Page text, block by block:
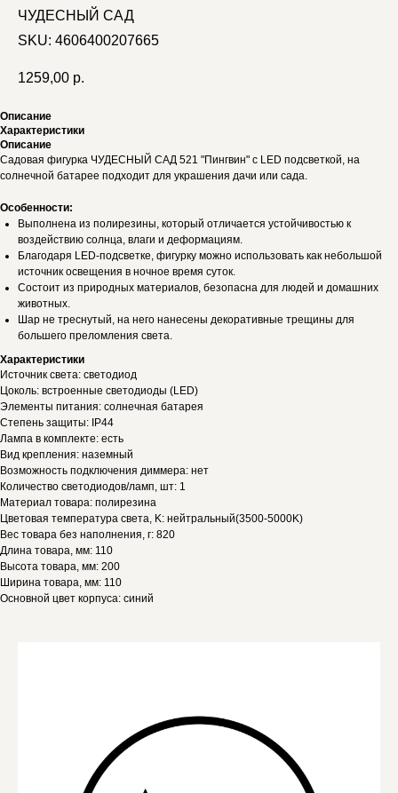
ЧУДЕСНЫЙ САД
SKU: 4606400207665
1259,00 р.
Описание
Характеристики
Описание
Садовая фигурка ЧУДЕСНЫЙ САД 521 "Пингвин" с LED подсветкой, на
солнечной батарее подходит для украшения дачи или сада.
Особенности:
Выполнена из полирезины, который отличается устойчивостью к
воздействию солнца, влаги и деформациям.
Благодаря LED-подсветке, фигурку можно использовать как небольшой
источник освещения в ночное время суток.
Состоит из природных материалов, безопасна для людей и домашних
животных.
Шар не треснутый, на него нанесены декоративные трещины для
большего преломления света.
Характеристики
Источник света: светодиод
Цоколь: встроенные светодиоды (LED)
Элементы питания: солнечная батарея
Степень защиты: IP44
Лампа в комплекте: есть
Вид крепления: наземный
Возможность подключения диммера: нет
Количество светодиодов/ламп, шт: 1
Материал товара: полирезина
Цветовая температура света, K: нейтральный(3500-5000K)
Вес товара без наполнения, г: 820
Длина товара, мм: 110
Высота товара, мм: 200
Ширина товара, мм: 110
Основной цвет корпуса: синий